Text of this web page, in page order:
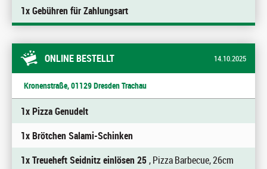
1x Gebühren für Zahlungsart
ONLINE BESTELLT 14.10.2025
Kronenstraße, 01129 Dresden Trachau
1x Pizza Genudelt
1x Brötchen Salami-Schinken
1x Treueheft Seidnitz einlösen 25, Pizza Barbecue, 26cm